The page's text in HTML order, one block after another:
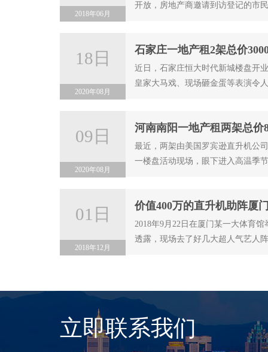
2018年06月
开放，房地产商邀请到访登记的市
18日
2020年08月
石家庄一地产租2架总价
近日，石家庄恒大时代新城楼盘开
皇家大马戏、现场砸金蛋等表演令
09日
2020年08月
河南南阳一地产租两架总价
最近，两架由美国罗宾逊直升机公
一楼盘活动现场，眼下进入高温季
01日
2018年12月
价值400万的直升机助阵厦
2018年9月22日在厦门某一大体育
透露，现场去了好几大超人气艺人
立即联系我们